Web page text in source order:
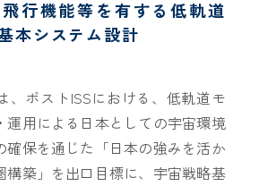
行機能等を有する低軌道
本システム設計
、ポストISSにおける、低軌道モ
運用による日本としての宇宙環境
確保を通じた「日本の強みを活か
構築」を出口目標に、宇宙戦略基